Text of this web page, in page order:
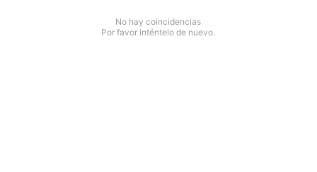
No hay coincidencias
Por favor inténtelo de nuevo.